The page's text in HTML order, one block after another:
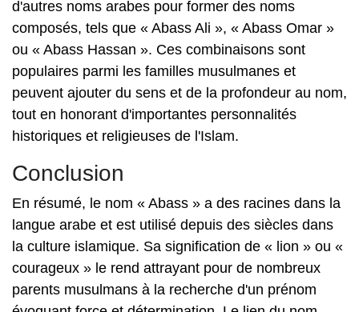
d'autres noms arabes pour former des noms
composés, tels que « Abass Ali », « Abass Omar »
ou « Abass Hassan ». Ces combinaisons sont
populaires parmi les familles musulmanes et
peuvent ajouter du sens et de la profondeur au nom,
tout en honorant d'importantes personnalités
historiques et religieuses de l'Islam.
Conclusion
En résumé, le nom « Abass » a des racines dans la
langue arabe et est utilisé depuis des siècles dans
la culture islamique. Sa signification de « lion » ou «
courageux » le rend attrayant pour de nombreux
parents musulmans à la recherche d'un prénom